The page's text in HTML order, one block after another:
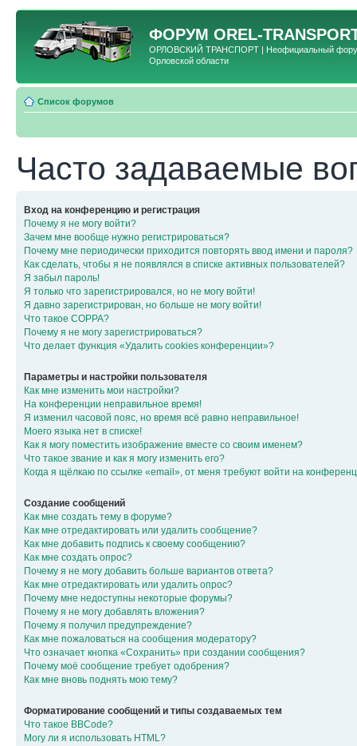
ФОРУМ OREL-
ОРЛОВСКИЙ ТРАНСПОРТ | Неофициальный форум
Орловской области
Список форумов
Часто задаваемые
Вход на конференцию и регистрация
Почему я не могу войти?
Зачем мне вообще нужно регистрироваться?
Почему мне периодически приходится повторять ввод имени и пароля?
Как сделать, чтобы я не появлялся в списке активных пользователей?
Я забыл пароль!
Я только что зарегистрировался, но не могу войти!
Я давно зарегистрирован, но больше не могу войти!
Что такое COPPA?
Почему я не могу зарегистрироваться?
Что делает функция «Удалить cookies конференции»?
Параметры и настройки пользователя
Как мне изменить мои настройки?
На конференции неправильное время!
Я изменил часовой пояс, но время всё равно неправильное!
Моего языка нет в списке!
Как я могу поместить изображение вместе со своим именем?
Что такое звание и как я могу изменить его?
Когда я щёлкаю по ссылке «email», от меня требуют войти на
Создание сообщений
Как мне создать тему в форуме?
Как мне отредактировать или удалить сообщение?
Как мне добавить подпись к своему сообщению?
Как мне создать опрос?
Почему я не могу добавить больше вариантов ответа?
Как мне отредактировать или удалить опрос?
Почему мне недоступны некоторые форумы?
Почему я не могу добавлять вложения?
Почему я получил предупреждение?
Как мне пожаловаться на сообщения модератору?
Что означает кнопка «Сохранить» при создании сообщения?
Почему моё сообщение требует одобрения?
Как мне вновь поднять мою тему?
Форматирование сообщений и типы создаваемых тем
Что такое BBCode?
Могу ли я использовать HTML?